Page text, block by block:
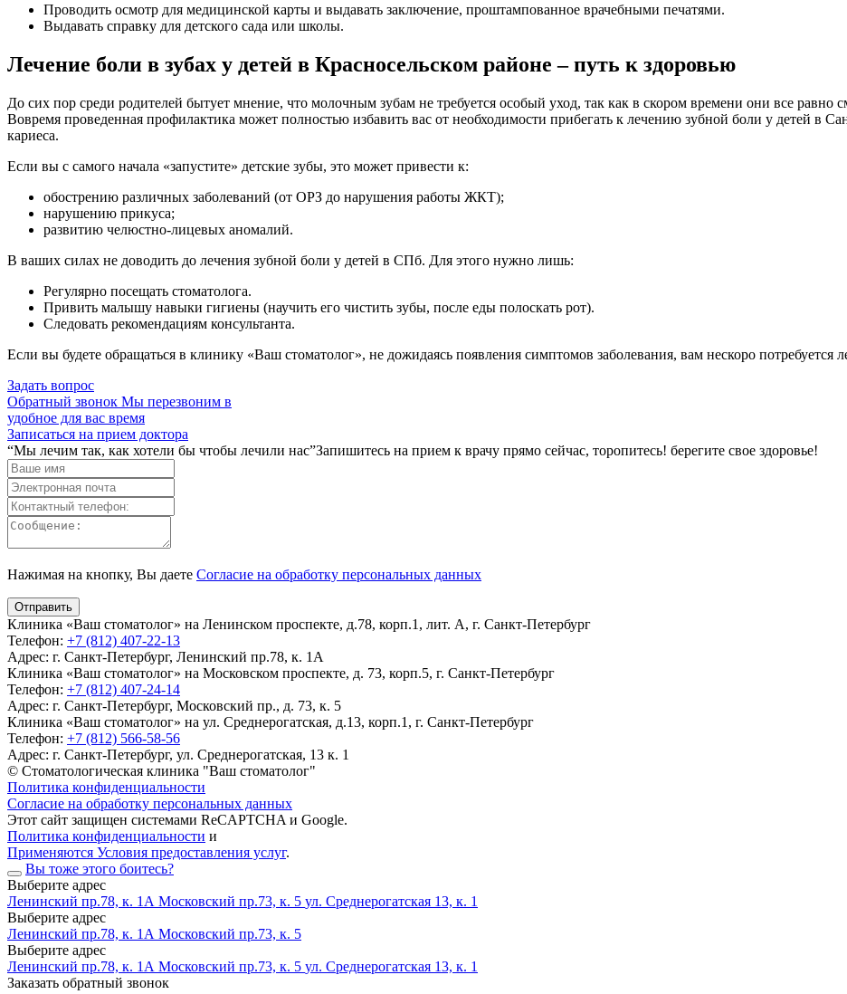
Проводить осмотр для медицинской карты и выдавать заключение, проштампованное врачебными печатями.
Выдавать справку для детского сада или школы.
Лечение боли в зубах у детей в Красносельском районе – путь к здоровью
До сих пор среди родителей бытует мнение, что молочным зубам не требуется особый уход, так как в скором времени они все равно
Вовремя проведенная профилактика может полностью избавить вас от необходимости прибегать к лечению зубной боли у детей в
кариеса.
Если вы с самого начала «запустите» детские зубы, это может привести к:
обострению различных заболеваний (от ОРЗ до нарушения работы ЖКТ);
нарушению прикуса;
развитию челюстно-лицевых аномалий.
В ваших силах не доводить до лечения зубной боли у детей в СПб. Для этого нужно лишь:
Регулярно посещать стоматолога.
Привить малышу навыки гигиены (научить его чистить зубы, после еды полоскать рот).
Следовать рекомендациям консультанта.
Если вы будете обращаться в клинику «Ваш стоматолог», не дожидаясь появления симптомов заболевания, вам нескоро потребуется
Задать вопрос
Обратный звонок Мы перезвоним в
удобное для вас время
Записаться на прием доктора
“Мы лечим так, как хотели бы чтобы лечили нас”Запишитесь на прием к врачу прямо сейчас, торопитесь! берегите свое здоровье!
Нажимая на кнопку, Вы даете Согласие на обработку персональных данных
Клиника «Ваш стоматолог» на Ленинском проспекте, д.78, корп.1, лит. А, г. Санкт-Петербург
Телефон: +7 (812) 407-22-13
Адрес: г. Санкт-Петербург, Ленинский пр.78, к. 1А
Клиника «Ваш стоматолог» на Московском проспекте, д. 73, корп.5, г. Санкт-Петербург
Телефон: +7 (812) 407-24-14
Адрес: г. Санкт-Петербург, Московский пр., д. 73, к. 5
Клиника «Ваш стоматолог» на ул. Среднерогатская, д.13, корп.1, г. Санкт-Петербург
Телефон: +7 (812) 566-58-56
Адрес: г. Санкт-Петербург, ул. Среднерогатская, 13 к. 1
© Стоматологическая клиника "Ваш стоматолог"
Политика конфиденциальности
Согласие на обработку персональных данных
Этот сайт защищен системами ReCAPTCHA и Google.
Политика конфиденциальности и
Применяются Условия предоставления услуг.
Вы тоже этого боитесь?
Выберите адрес
Ленинский пр.78, к. 1А Московский пр.73, к. 5 ул. Среднерогатская 13, к. 1
Выберите адрес
Ленинский пр.78, к. 1А Московский пр.73, к. 5
Выберите адрес
Ленинский пр.78, к. 1А Московский пр.73, к. 5 ул. Среднерогатская 13, к. 1
Заказать обратный звонок